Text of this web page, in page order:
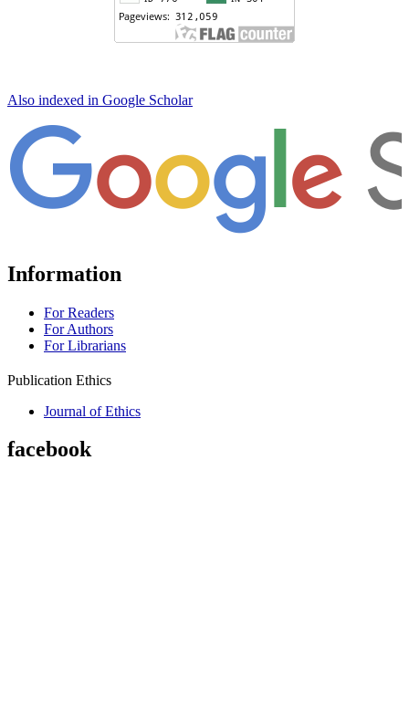
Also indexed in Google Scholar
Information
For Readers
For Authors
For Librarians
Publication Ethics
Journal of Ethics
facebook